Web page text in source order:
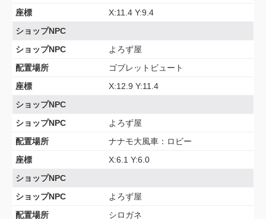
座標
X:11.4 Y:9.4
ショップNPC
ショップNPC
よろず屋
配置場所
ゴブレットビュート
座標
X:12.9 Y:11.4
ショップNPC
ショップNPC
よろず屋
配置場所
ナナモ大風車：ロビー
座標
X:6.1 Y:6.0
ショップNPC
ショップNPC
よろず屋
配置場所
シロガネ